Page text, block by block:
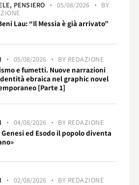
PENSIERO 05/08/2026
BY
Lau: “Il Messia è già arrivato”
05/08/2026 BY REDAZIONE
e fumetti. Nuove narrazioni
ebraica nel graphic novel
[Parte 1]
04/08/2026 BY REDAZIONE
Genesi ed Esodo il popolo diventa
02/08/2026 BY REDAZIONE